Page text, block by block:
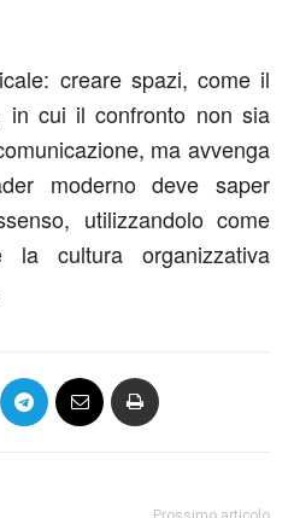
creare spazi, come il
in cui il confronto non sia
ma avvenga
moderno deve saper
utilizzandolo come
la cultura organizzativa